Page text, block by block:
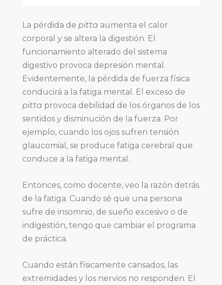
La pérdida de pitta aumenta el calor
corporal y se altera la digestión. El
funcionamiento alterado del sistema
digestivo provoca depresión mental.
Evidentemente, la pérdida de fuerza física
conducirá a la fatiga mental. El exceso de
pitta provoca debilidad de los órganos de los
sentidos y disminución de la fuerza. Por
ejemplo, cuando los ojos sufren tensión
glaucomial, se produce fatiga cerebral que
conduce a la fatiga mental.
Entonces, como docente, veo la razón detrás
de la fatiga. Cuando sé que una persona
sufre de insomnio, de sueño excesivo o de
indigestión, tengo que cambiar el programa
de práctica.
Cuando están físicamente cansados, las
extremidades y los nervios no responden. El